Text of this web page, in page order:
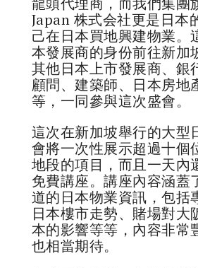
Japan 株式会社更是日本
己在日本買地興建物業。
本發展商的身份前往新加
其他日本上市發展商、銀
顧問、建築師、日本房地
等，一同參與這次盛會。
這次在新加坡舉行的大型
會將一次性展示超過十個
地段的項目，而且一天內
免費講座。講座內容涵蓋
道的日本物業資訊，包括
日本樓市走勢、賭場對大
本的影響等等，內容非常
也相當期待。